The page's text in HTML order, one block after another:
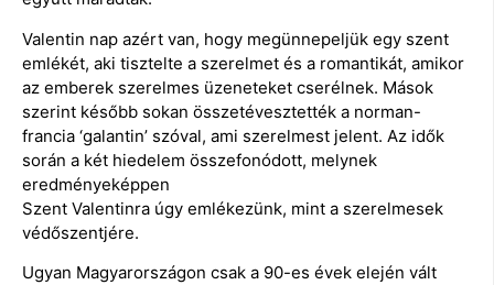
Valentin nap azért van, hogy megünnepeljük egy szent
emlékét, aki tisztelte a szerelmet és a romantikát, amikor
az emberek szerelmes üzeneteket cserélnek. Mások
szerint később sokan összetévesztették a norman-
francia ‘galantin’ szóval, ami szerelmest jelent. Az idők
során a két hiedelem összefonódott, melynek
eredményeképpen
Szent Valentinra úgy emlékezünk, mint a szerelmesek
védőszentjére.
Ugyan Magyarországon csak a 90-es évek elején vált